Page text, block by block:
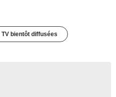
bientôt diffusées